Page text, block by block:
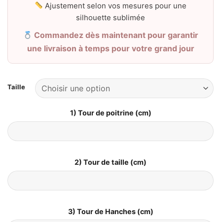
Ajustement selon vos mesures pour une
silhouette sublimée
Commandez dès maintenant pour garantir
une livraison à temps pour votre grand jour
Taille
1) Tour de poitrine (cm)
2) Tour de taille (cm)
3) Tour de Hanches (cm)